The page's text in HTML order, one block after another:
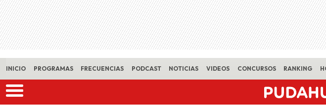
INICIO PROGRAMAS FRECUENCIAS PODCAST NOTICIAS VIDEOS CONCURSOS RANKING